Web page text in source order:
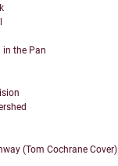
in the Pan
(Tom Cochrane Cover)